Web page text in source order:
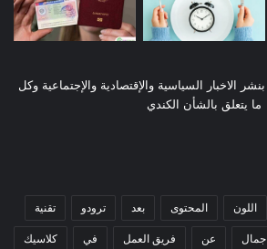
الاخبار السياسية والإقتصادية والإجتماعية وكل
ما يتعلق بالشأن الكندي
اللون المحتوى بعد ترودو تقنية
عن فريق العمل في كلاسيك